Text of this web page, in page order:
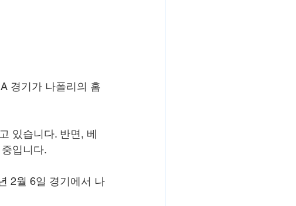
경기가 나폴리의 홈
있습니다. 반면, 베
입니다.
2월 6일 경기에서 나